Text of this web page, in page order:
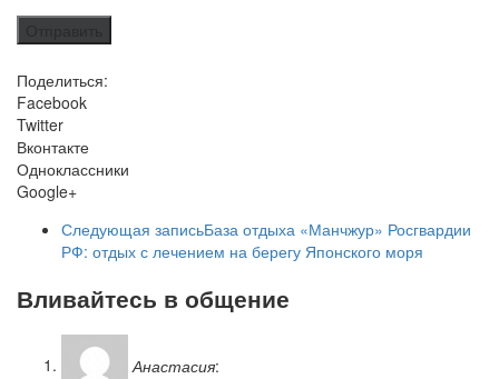
Поделиться:
Facebook
Twitter
Вконтакте
Одноклассники
Google+
Следующая записьБаза отдыха «Манчжур» Росгвардии
РФ: отдых с лечением на берегу Японского моря
Вливайтесь в общение
Анастасия: